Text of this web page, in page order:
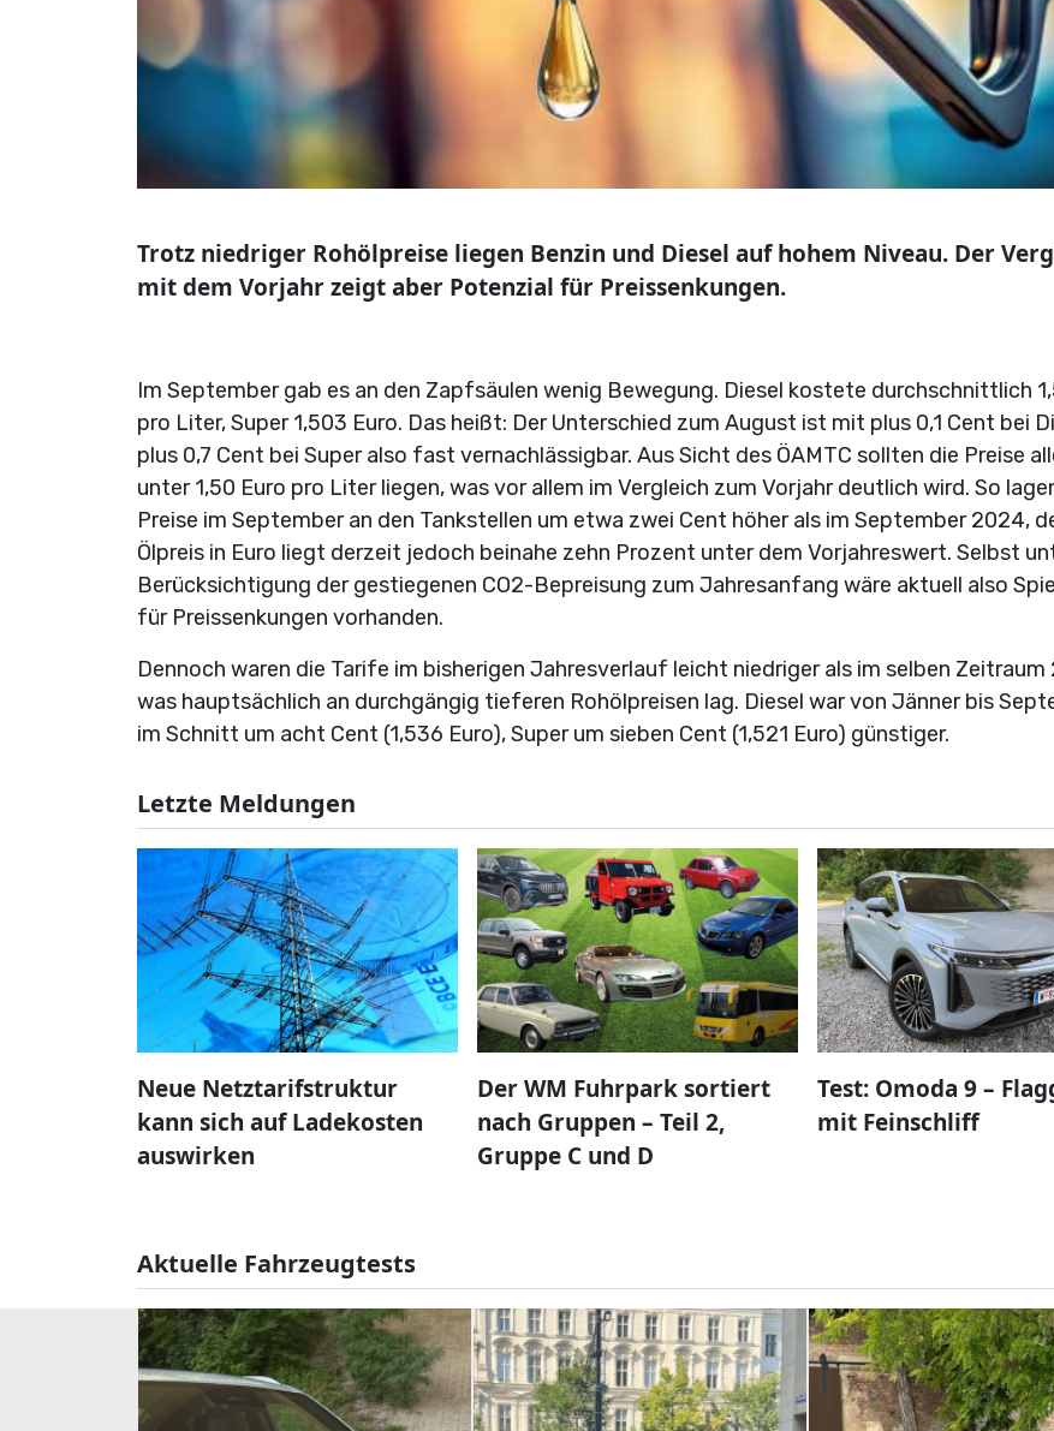
Trotz niedriger Rohölpreise liegen Benzin und Diesel auf hohem Niveau. Der
mit dem Vorjahr zeigt aber Potenzial für Preissenkungen.
Im September gab es an den Zapfsäulen wenig Bewegung. Diesel kostete durchschnittlich
pro Liter, Super 1,503 Euro. Das heißt: Der Unterschied zum August ist mit plus 0,1 Cent bei
plus 0,7 Cent bei Super also fast vernachlässigbar. Aus Sicht des ÖAMTC sollten die Preise
unter 1,50 Euro pro Liter liegen, was vor allem im Vergleich zum Vorjahr deutlich wird. So
Preise im September an den Tankstellen um etwa zwei Cent höher als im September 2024,
Ölpreis in Euro liegt derzeit jedoch beinahe zehn Prozent unter dem Vorjahreswert. Selbst
Berücksichtigung der gestiegenen CO2-Bepreisung zum Jahresanfang wäre aktuell also
für Preissenkungen vorhanden.
Dennoch waren die Tarife im bisherigen Jahresverlauf leicht niedriger als im selben Zeitraum
was hauptsächlich an durchgängig tieferen Rohölpreisen lag. Diesel war von Jänner bis
im Schnitt um acht Cent (1,536 Euro), Super um sieben Cent (1,521 Euro) günstiger.
Letzte Meldungen
Neue Netztarifstruktur
kann sich auf Ladekosten
auswirken
Der WM Fuhrpark sortiert
nach Gruppen – Teil 2,
Gruppe C und D
Test: Omoda 9 –
mit Feinschliff
Aktuelle Fahrzeugtests